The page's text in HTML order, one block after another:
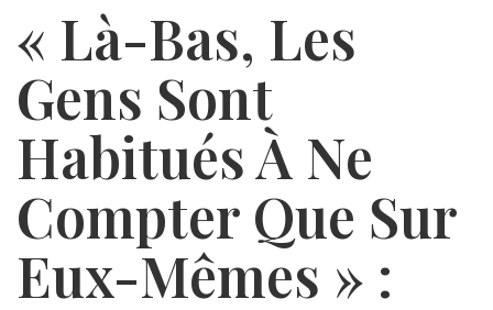
« Là-Bas, Les
Gens Sont
Habitués À Ne
Compter Que Sur
Eux-Mêmes » :